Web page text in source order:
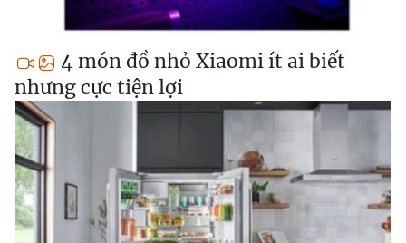
4 món đồ nhỏ Xiaomi ít ai biết
nhưng cực tiện lợi